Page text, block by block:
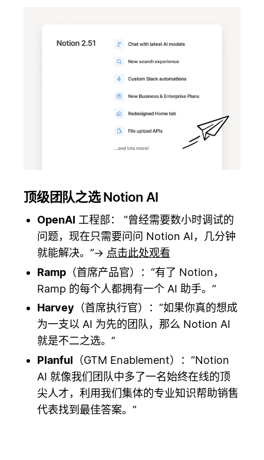
顶级团队之选 Notion AI
OpenAI 工程部： “曾经需要数小时调试的
问题，现在只需要问问 Notion AI，几分钟
就能解决。”→ 点击此处观看
Ramp（首席产品官）：“有了 Notion，
Ramp 的每个人都拥有一个 AI 助手。”
Harvey （首席执行官）：“如果你真的想成
为一支以 AI 为先的团队，那么 Notion AI
就是不二之选。”
Planful （GTM Enablement）：“Notion
AI 就像我们团队中多了一名始终在线的顶
尖人才，利用我们集体的专业知识帮助销售
代表找到最佳答案。”